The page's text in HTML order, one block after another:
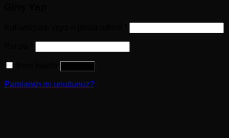
Parolanızı mı unuttunuz?